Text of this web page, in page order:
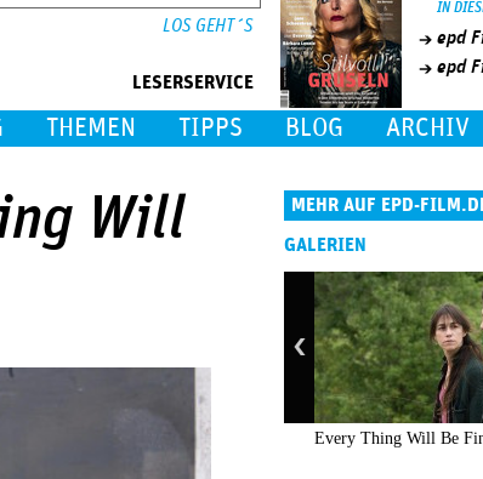
LESERSERVICE
IN
epd
epd
THEMEN TIPPS BLOG ARCHIV
Will
MEHR AUF EPD-
GALERIEN
Every Thing Will Be